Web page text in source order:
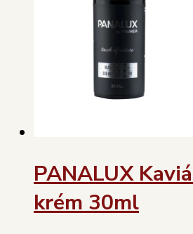
PANALUX
krém 30ml